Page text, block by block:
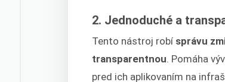
2. Jednoduché a
Tento nástroj robí správu
transparentnou. Pomáha
pred ich aplikovaním na